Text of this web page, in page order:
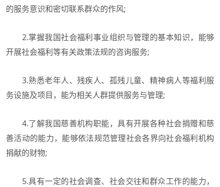
的服务意识和密切联系群众的作风;
2.掌握我国社会福利事业组织与管理的基本知识，能够
开展社会福利等有关政策法规的咨询服务;
3.熟悉老年人、残疾人、孤残儿童、精神病人等福利服
务设施及项目，能为相关人群提供服务与管理;
4.了解我国慈善机构职能，具有开展各种社会捐赠和慈
善活动的能力，能够依法规范管理社会各界向社会福利机构
捐献的财物;
5.具有一定的社会调查、社会交往和群众工作的能力，